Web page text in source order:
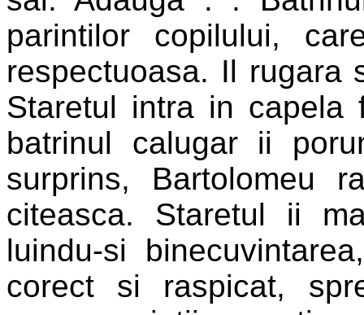
parintilor copilului,
respectuoasa. Il rugara
Staretul intra in
batrinul calugar ii
surprins, Bartolomeu
citeasca. Staretul ii
luindu-si
corect si raspicat,